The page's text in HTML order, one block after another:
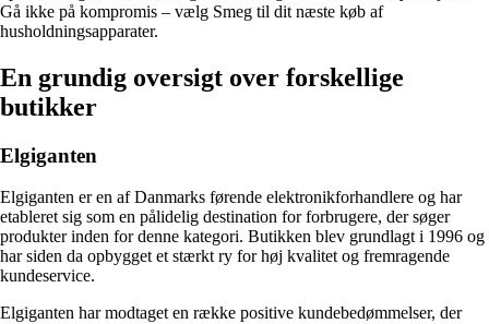
Gå ikke på kompromis – vælg Smeg til dit næste køb af
husholdningsapparater.
En grundig oversigt over forskellige
butikker
Elgiganten
Elgiganten er en af Danmarks førende elektronikforhandlere og har
etableret sig som en pålidelig destination for forbrugere, der søger
produkter inden for denne kategori. Butikken blev grundlagt i 1996 og
har siden da opbygget et stærkt ry for høj kvalitet og fremragende
kundeservice.
Elgiganten har modtaget en række positive kundebedømmelser, der